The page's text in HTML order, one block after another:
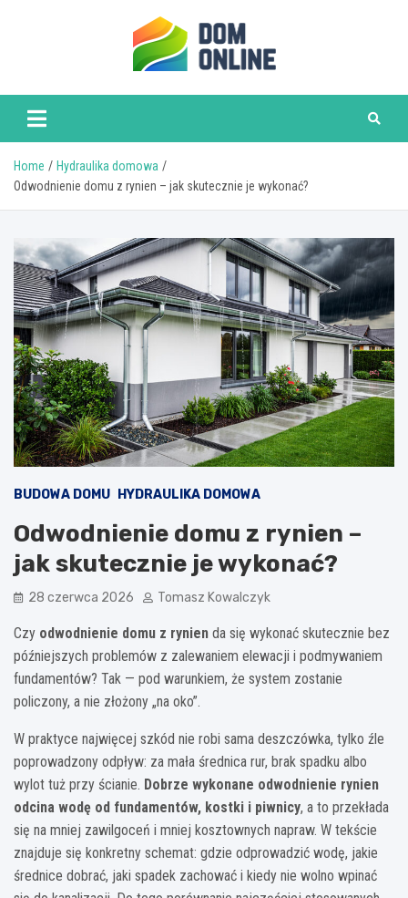
www.domonline.pl
Home
Hydraulika domowa
Odwodnienie domu z rynien – jak skutecznie je wykonać?
BUDOWA DOMU HYDRAULIKA DOMOWA
Odwodnienie domu z rynien –
jak skutecznie je wykonać?
28 czerwca 2026 Tomasz Kowalczyk
Czy odwodnienie domu z rynien da się wykonać skutecznie bez
późniejszych problemów z zalewaniem elewacji i podmywaniem
fundamentów? Tak — pod warunkiem, że system zostanie
policzony, a nie złożony „na oko”.
W praktyce najwięcej szkód nie robi sama deszczówka, tylko źle
poprowadzony odpływ: za mała średnica rur, brak spadku albo
wylot tuż przy ścianie. Dobrze wykonane odwodnienie rynien
odcina wodę od fundamentów, kostki i piwnicy, a to przekłada
się na mniej zawilgoceń i mniej kosztownych napraw. W tekście
znajduje się konkretny schemat: gdzie odprowadzić wodę, jakie
średnice dobrać, jaki spadek zachować i kiedy nie wolno wpinać